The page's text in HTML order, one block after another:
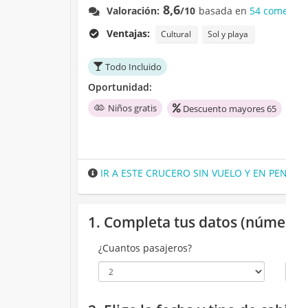
Valoración: 8,6/10 basada en 54
Ventajas:
Cultural Sol y playa
Todo Incluido
Oportunidad:
Niños gratis Descuento mayores 65
IR A ESTE CRUCERO SIN VUELO Y EN
1. Completa tus datos
¿Cuantos pasajeros?